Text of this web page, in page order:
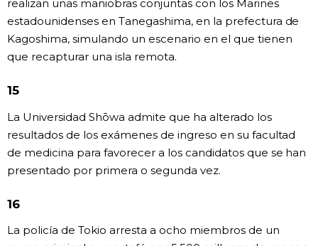
realizan unas maniobras conjuntas con los Marines
estadounidenses en Tanegashima, en la prefectura de
Kagoshima, simulando un escenario en el que tienen
que recapturar una isla remota.
15
La Universidad Shōwa admite que ha alterado los
resultados de los exámenes de ingreso en su facultad
de medicina para favorecer a los candidatos que se han
presentado por primera o segunda vez.
16
La policía de Tokio arresta a ocho miembros de un